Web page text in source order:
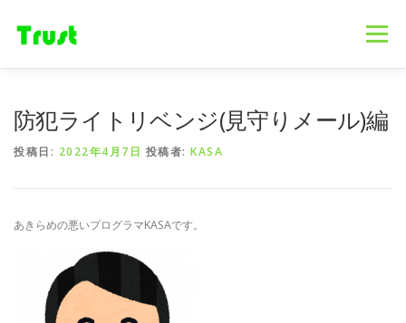
メニュー
防犯ライトリベンジ(見守りメール)編
投稿日: 2022年4月7日 投稿者: KASA
あきらめの悪いプログラマKASAです。